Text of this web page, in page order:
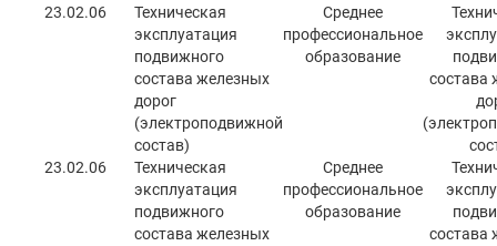
23.02.06
Техническая
эксплуатация
подвижного
состава железных
дорог
(электроподвижной
состав)
Среднее
профессиональное
образование
состава
23.02.06
Техническая
эксплуатация
подвижного
состава железных
Среднее
профессиональное
образование
состава